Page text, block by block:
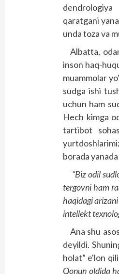
qaratgani
unda toza va
Albatta,
inson haq-
muammolar
sudga ishi
uchun ham
Hech kimga
tartibot
borada
“Biz odil
tergovni ham
haqidagi
intellekt
Ana shu
deyildi.
holat” e'lon
Qonun oldida